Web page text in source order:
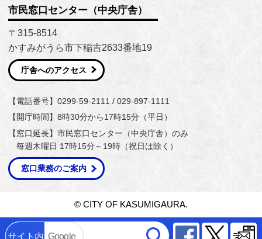
サイト内 Google Facebook
市民窓口センター（中央庁舎）
〒315-8514
かすみがうら市下稲吉2633番地19
庁舎へのアクセス
【電話番号】0299-59-2111 / 029-897-1111
【開庁時間】8時30分から17時15分（平日）
【窓口延長】市民窓口センター（中央庁舎）のみ
毎週木曜日 17時15分～19時（祝日は除く）
窓口業務のご案内
© CITY OF KASUMIGAURA.